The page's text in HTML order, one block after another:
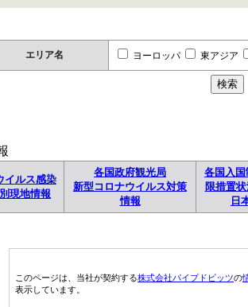
エリア名 ヨーロッパ 東アジア
イルス感染
現地情報
各国政府観光局
新型コロナウイルス対策
情報
各国入国
限措置
日
このページは、当社が契約する株式会社パイプドビッツの
表示しています。